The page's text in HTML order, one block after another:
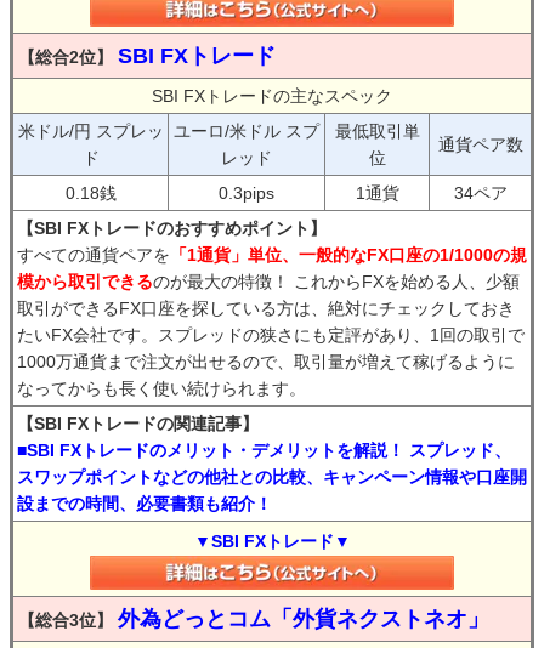
【総合2位】 SBI FXトレード
SBI FXトレードの主なスペック
米ドル/円 スプレッ
ド
ユーロ/米ドル スプ
レッド
最低取引単
位
通貨ペア数
0.18銭 0.3pips 1通貨
34ペア
【SBI FXトレードのおすすめポイント】
すべての通貨ペアを 「1通貨」単位、一般的なFX口座の1/1000の規
模から取引できるのが最大の特徴！ これからFXを始める人、少額
取引ができるFX口座を探している方は、絶対にチェックしておき
たいFX会社です。スプレッドの狭さにも定評があり、1回の取引で
1000万通貨まで注文が出せるので、取引量が増えて稼げるように
なってからも長く使い続けられます。
【SBI FXトレードの関連記事】
■SBI FXトレードのメリット・デメリットを解説！ スプレッド、
スワップポイントなどの他社との比較、キャンペーン情報や口座開
設までの時間、必要書類も紹介！
▼SBI FXトレード▼
【総合3位】 外為どっとコム「外貨ネクストネオ」